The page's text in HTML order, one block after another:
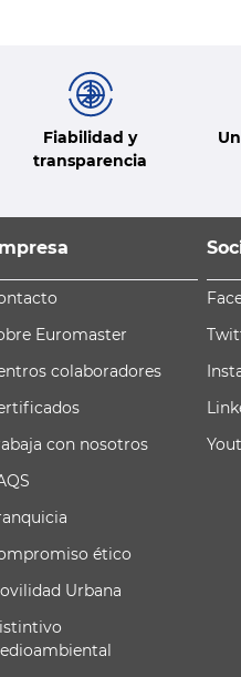
Fiabilidad y
transparencia
Euromaster
colaboradores
con nosotros
ético
Urbana